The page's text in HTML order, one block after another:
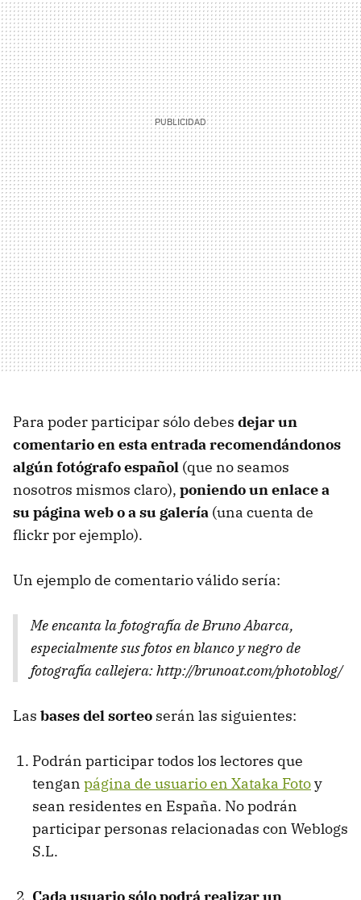
Para poder participar sólo debes dejar un
comentario en esta entrada recomendándonos
algún fotógrafo español (que no seamos
nosotros mismos claro), poniendo un enlace a
su página web o a su galería (una cuenta de
flickr por ejemplo).
Un ejemplo de comentario válido sería:
Me encanta la fotografía de Bruno Abarca,
especialmente sus fotos en blanco y negro de
fotografía callejera: http://brunoat.com/photoblog/
Las bases del sorteo serán las siguientes:
Podrán participar todos los lectores que
tengan página de usuario en Xataka Fotoy
sean residentes en España. No podrán
participar personas relacionadas con Weblogs
S.L.
Cada usuario sólo podrá realizar un